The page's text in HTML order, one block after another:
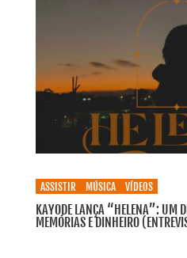
ASSISTIR MÚSICA VÍDEOS
KAYODE LANÇA “HELENA”: UM
MEMÓRIAS E DINHEIRO